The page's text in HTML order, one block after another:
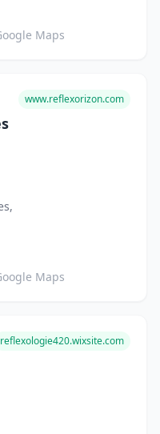
Maps
www.reflexorizon.com
Maps
reflexologie420.wixsite.com